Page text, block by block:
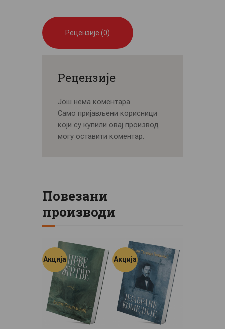
Рецензије (0)
Рецензије
Још нема коментара.
Само пријављени корисници
који су купили овај производ
могу оставити коментар.
Повезани
производи
Акција Акција